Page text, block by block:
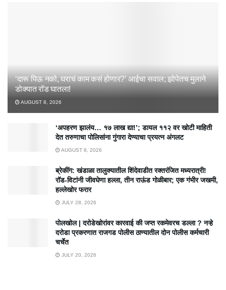
‘दारू पिऊ नको, घराचं काम कसं होणार?’ आईचा सवाल; झोपेतच मुलाने
डोक्यात रॉड घातला!
AUGUST 8, 2026
‘अपहरण झालंय… १७ लाख द्या!’; डायल ११२ वर खोटी माहिती
देत तरुणाचा पोलिसांना गुंगारा देण्याचा प्रयत्न अंगलट
AUGUST 8, 2026
ब्रेकींग: खंडाळा तालुक्यातील शिंदेवाडीत रक्तरंजित मध्यरात्री!
रॉड-विटांनी जीवघेणा हल्ला, तीन राऊंड गोळीबार; एक गंभीर जखमी,
हल्लेखोर फरार
JULY 28, 2026
पोलखोल | दरोडेखोरांवर कारवाई की जप्त रकमेवरच डल्ला ? नऱ्हे
दरोडा प्रकरणात राजगड पोलीस ठाण्यातील दोन पोलीस कर्मचारी
चर्चेत
JULY 20, 2026